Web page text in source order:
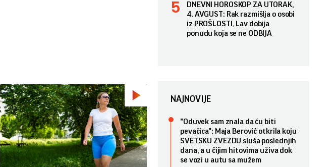
DNEVNI HOROSKOP ZA UTORAK,
4. AVGUST: Rak razmišlja o osobi
iz PROŠLOSTI, Lav dobija
ponudu koja se ne ODBIJA
NAJNOVIJE
"Oduvek sam znala da ću biti
pevačica": Maja Berović otkrila koju
SVETSKU ZVEZDU sluša poslednjih
dana, a u čijim hitovima uživa dok
se vozi u autu sa mužem